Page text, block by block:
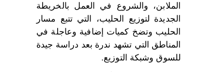
الملابن، والشروع في العمل بالخريطة
الجديدة لتوزيع الحليب، التي تتبع مسار
الحليب وتضخ كميات إضافية وعاجلة في
المناطق التي تشهد ندرة بعد دراسة جيدة
للسوق وشبكة التوزيع.